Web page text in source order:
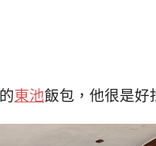
東池飯包，他很是好